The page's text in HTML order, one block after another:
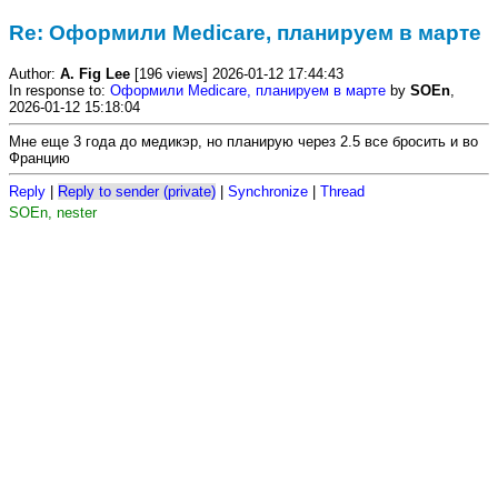
Re: Оформили Medicare, планируем в марте
Author: A. Fig Lee [196 views] 2026-01-12 17:44:43
In response to: Оформили Medicare, планируем в марте by SOEn,
2026-01-12 15:18:04
Мне еще 3 года до медикэр, но планирую через 2.5 все бросить и во
Францию
Reply Reply to sender (private) Synchronize
Thread
SOEn, nester